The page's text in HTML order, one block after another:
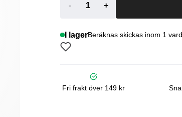
- +
I lagerBeräknas skickas inom 1
Fri frakt över 149 kr